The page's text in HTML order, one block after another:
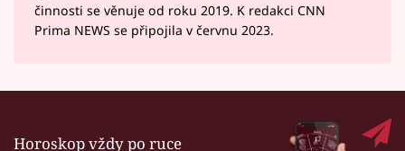
činnosti se věnuje od roku 2019. K redakci CNN
Prima NEWS se připojila v červnu 2023.
Horoskop vždy po ruce